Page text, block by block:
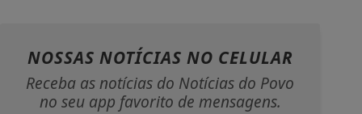
NOSSAS NOTÍCIAS NO CELULAR
Receba as notícias do Notícias do Povo
no seu app favorito de mensagens.